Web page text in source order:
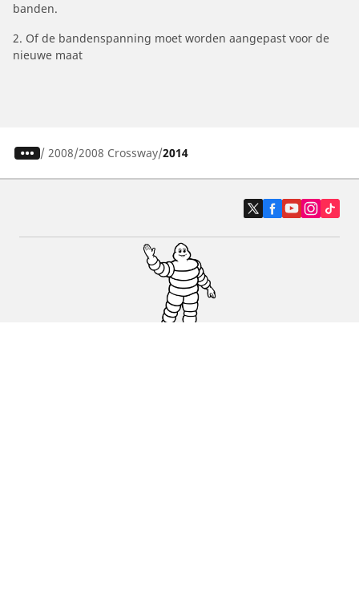
banden.
2. Of de bandenspanning moet worden aangepast voor de
nieuwe maat
/ 2008 2008 Crossway 2014